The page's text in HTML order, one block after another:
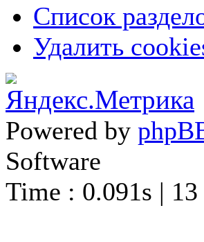
Список
Удалить
Powered by
Software
Time : 0.091s |